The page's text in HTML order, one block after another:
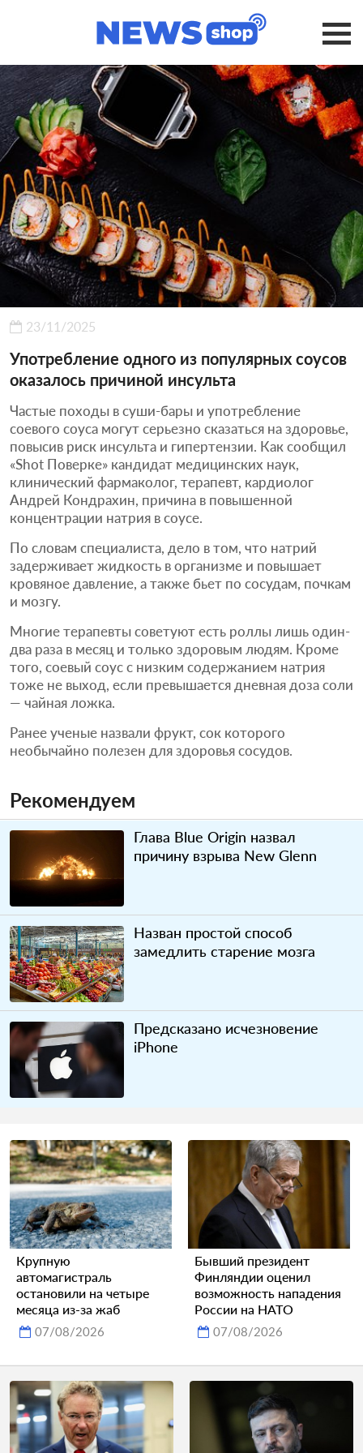
23/11/2025
Употребление одного из популярных соусов
оказалось причиной инсульта
Частые походы в суши-бары и употребление
соевого соуса могут серьезно сказаться на здоровье,
повысив риск инсульта и гипертензии. Как сообщил
«Shot Поверке» кандидат медицинских наук,
клинический фармаколог, терапевт, кардиолог
Андрей Кондрахин, причина в повышенной
концентрации натрия в соусе.
По словам специалиста, дело в том, что натрий
задерживает жидкость в организме и повышает
кровяное давление, а также бьет по сосудам, почкам
и мозгу.
Многие терапевты советуют есть роллы лишь один-
два раза в месяц и только здоровым людям. Кроме
того, соевый соус с низким содержанием натрия
тоже не выход, если превышается дневная доза соли
— чайная ложка.
Ранее ученые назвали фрукт, сок которого
необычайно полезен для здоровья сосудов.
Рекомендуем
Глава Blue Origin назвал
причину взрыва New Glenn
Назван простой способ
замедлить старение мозга
Предсказано исчезновение
iPhone
Крупную
автомагистраль
остановили на четыре
месяца из-за жаб
07/08/2026
Бывший президент
Финляндии оценил
возможность нападения
России на НАТО
07/08/2026